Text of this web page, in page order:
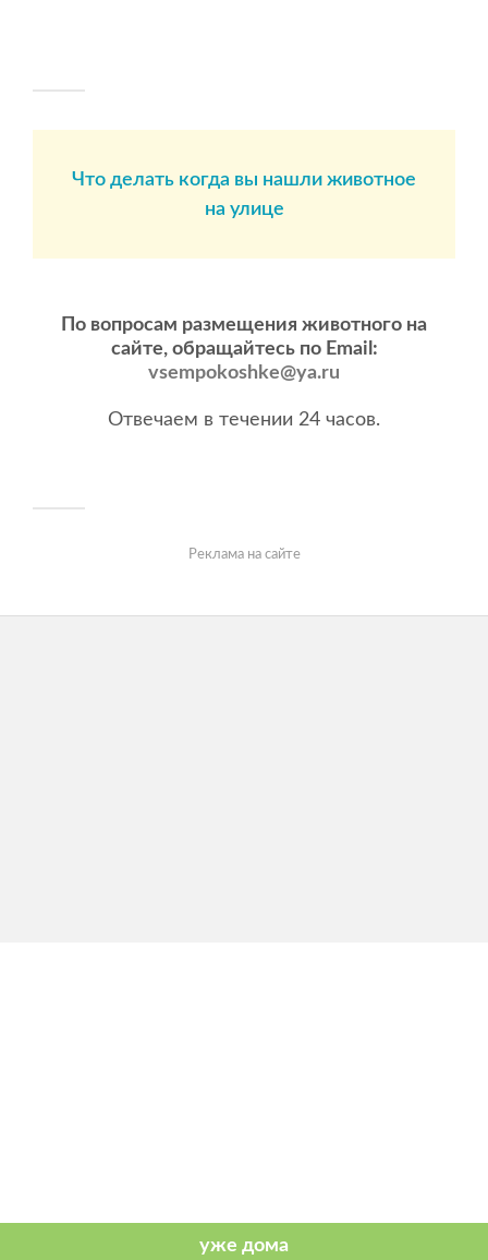
Что делать когда вы нашли животное
на улице
По вопросам размещения животного на
сайте, обращайтесь по Email:
vsempokoshke@ya.ru
Отвечаем в течении 24 часов.
Реклама на сайте